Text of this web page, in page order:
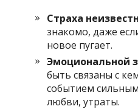
Страха
знакомо, даже
новое пугает.
Эмоциональной
быть связаны с
событием
любви, утраты.